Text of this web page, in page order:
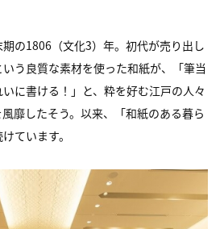
の1806（文化3）年。初代が売り出し
う良質な素材を使った和紙が、「筆当
に書ける！」と、粋を好む江戸の人々
靡したそう。以来、「和紙のある暮ら
ています。